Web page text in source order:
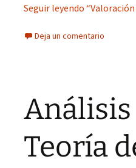
Seguir leyendo
Deja un comentario
Teoría